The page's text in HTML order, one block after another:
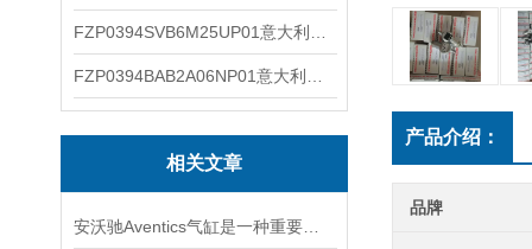
相关文章
产品介绍：
品牌